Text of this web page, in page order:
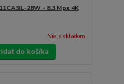
28W - 8.3 Mpx 4K
Nie je skladom
do košíka